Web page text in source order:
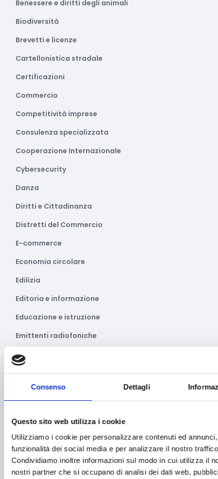
Consenso Dettagli
Questo sito web utilizza i cookie
Utilizziamo i cookie per personalizzare contenuti ed
funzionalità dei social media e per analizzare il nostro
Condividiamo inoltre informazioni sul modo in cui utilizza il
nostri partner che si occupano di analisi dei dati web,
Benessere e diritti degli animali
Biodiversità
Brevetti e licenze
Cartellonistica stradale
Certificazioni
Commercio
Competitività imprese
Consulenza specializzata
Cooperazione Internazionale
Cybersecurity
Danza
Diritti e Cittadinanza
Distretti del Commercio
E-commerce
Economia circolare
Edilizia
Editoria e informazione
Educazione e istruzione
Emittenti radiofoniche
Energie Rinnovabili
Farmaceutico
Farmacia e/o chimica
Festival e mostre
Fiere ed eventi
Formazione e lavoro